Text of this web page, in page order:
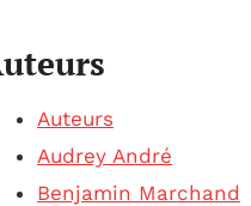
Auteurs
Audrey André
Benjamin Marchand